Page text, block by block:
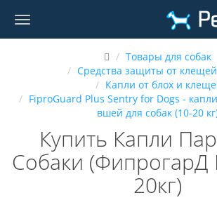
Товары для собак
Средства защиты от
Капли от блох и
FiproGuard Plus Sentry for Dogs -
вшей для собак (10-20
Купить Капли
Собаки
20кг)